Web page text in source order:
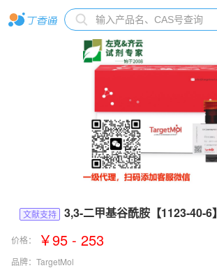
文献支持 3,3-二甲基谷酰胺【1123-40-6】
价格： ￥95 - 253
品牌： TargetMol